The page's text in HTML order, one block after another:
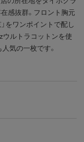
感抜群。フロント胸元
をワンポイントで配し
ウルトラコットンを使
気の一枚です。